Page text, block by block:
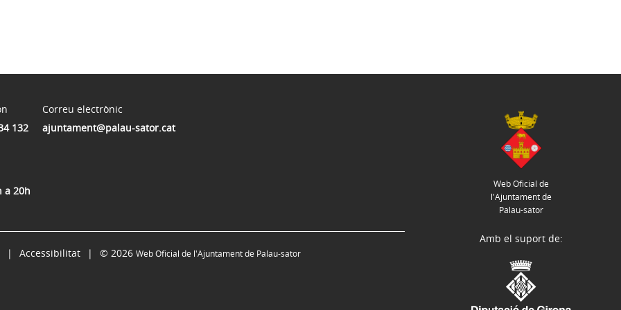
132
Correu electrònic
ajuntament@palau-sator.cat
a 20h
Web Oficial de
l'Ajuntament de
Palau-sator
Accessibilitat © 2026 Web Oficial de l'Ajuntament de Palau-sator
Amb el suport de: